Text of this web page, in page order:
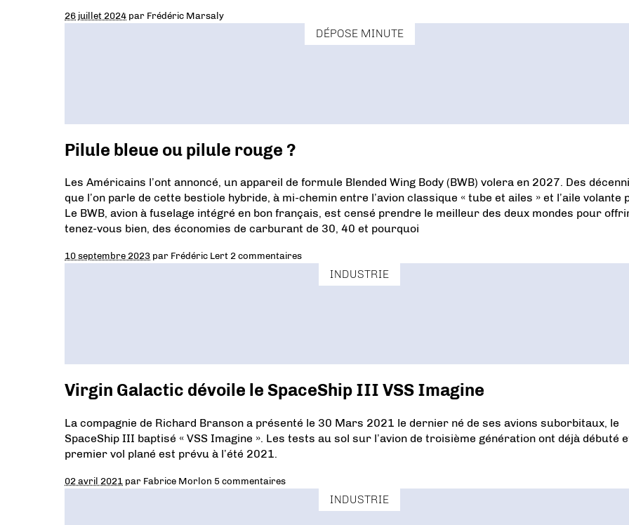
26 juillet 2024 par Frédéric Marsaly
DÉPOSE MINUTE
Pilule bleue ou pilule rouge ?
Les Américains l’ont annoncé, un appareil de formule Blended Wing Body (BWB) volera en 2027. Des
que l’on parle de cette bestiole hybride, à mi-chemin entre l’avion classique « tube et ailes » et l’aile volante
Le BWB, avion à fuselage intégré en bon français, est censé prendre le meilleur des deux mondes pour
tenez-vous bien, des économies de carburant de 30, 40 et pourquoi
10 septembre 2023 par Frédéric Lert 2 commentaires
INDUSTRIE
Virgin Galactic dévoile le SpaceShip III VSS Imagine
La compagnie de Richard Branson a présenté le 30 Mars 2021 le dernier né de ses avions suborbitaux, le
SpaceShip III baptisé « VSS Imagine ». Les tests au sol sur l’avion de troisième génération ont déjà débuté
premier vol plané est prévu à l’été 2021.
02 avril 2021 par Fabrice Morlon 5 commentaires
INDUSTRIE